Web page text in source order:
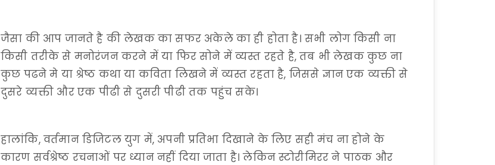
जैसा की आप जानते है की लेखक का सफर अकेले का ही होता है। सभी लोग किसी ना
किसी तरीके से मनोरंजन करने में या फिर सोने में व्यस्त रहते है, तब भी लेखक कुछ ना
कुछ पढने मे या श्रेष्ठ कथा या कविता लिखने में व्यस्त रहता है, जिससे ज्ञान एक व्यक्ती से
दुसरे व्यक्ती और एक पीढी से दुसरी पीढी तक पहुंच सके।
हालांकि, वर्तमान डिजिटल युग में, अपनी प्रतिभा दिखाने के लिए सही मंच ना होने के
कारण सर्वश्रेष्ठ रचनाओं पर ध्यान नहीं दिया जाता है। लेकिन स्टोरीमिरर ने पाठक और